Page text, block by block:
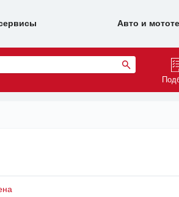
Авто и